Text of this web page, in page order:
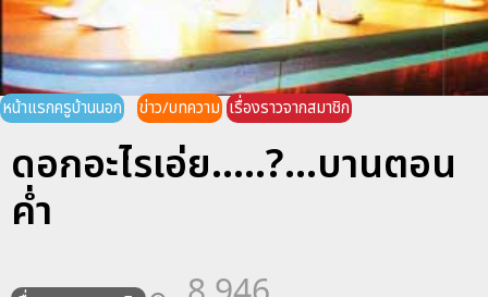
หน้าแรกครูบ้านนอก ข่าว/บทความ เรื่องราวจากสมาชิก
ดอกอะไรเอ่ย.....?...บานตอน
ค่ำ